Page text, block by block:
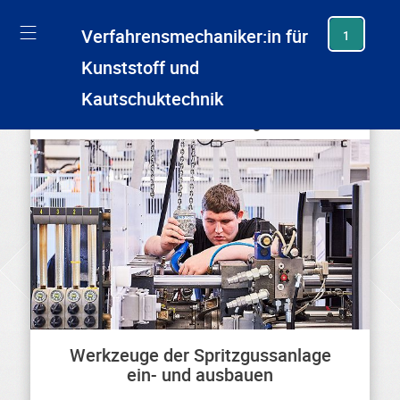
Verfahrensmechaniker:in für
Kunststoff und
Kautschuktechnik
1
Werkzeuge der Spritzgussanlage
ein- und ausbauen